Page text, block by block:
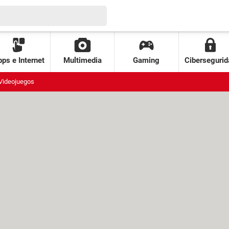
e Internet Multimedia Gaming